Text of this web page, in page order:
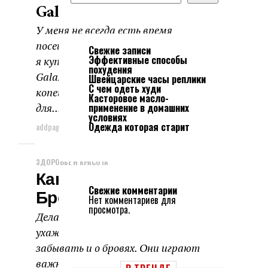
Galaxy 4941
У меня не всегда есть время
посещать косметолога, поэтому
я купила массажер для лица
Galaxy 4941. Стоит он сущие
копейки и идеально подходит
для...
addpage 20.05.2026
ЗДОРОВЬЕ И КРАСОТА
Как Ухаживать За
Бровями Правильно
Делая ежедневно макияж и
ухаживая за лицом, не следует
забывать и о бровях. Они играют
важную роль и при правильном
Свежие записи
Эффективные способы
похудения
Швейцарские часы реплики
С чем одеть худи
Касторовое масло-
применение в домашних
условиях
Одежда которая старит
Свежие комментарии
Нет комментариев для
просмотра.